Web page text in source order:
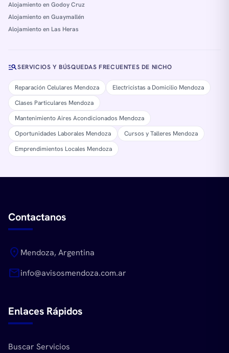
Alojamiento en Godoy Cruz
Alojamiento en Guaymallén
Alojamiento en Las Heras
manage_searchSERVICIOS Y BÚSQUEDAS FRECUENTES DE NICHO
Reparación Celulares Mendoza
Electricistas a Domicilio Mendoza
Clases Particulares Mendoza
Mantenimiento Aires Acondicionados Mendoza
Oportunidades Laborales Mendoza
Cursos y Talleres Mendoza
Emprendimientos Locales Mendoza
Contactanos
location_on Mendoza, Argentina
mailinfo@avisosmendoza.com.ar
Enlaces Rápidos
Buscar Servicios